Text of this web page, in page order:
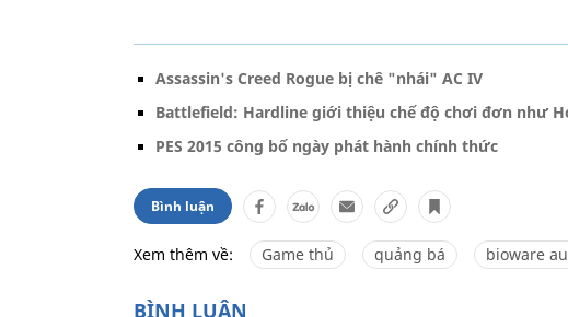
Assassin's Creed Rogue bị chê "nhái" AC IV
Battlefield: Hardline giới thiệu chế độ chơi đơn như
PES 2015 công bố ngày phát hành chính thức
Bình luận
Xem thêm về: Game thủ quảng bá bioware